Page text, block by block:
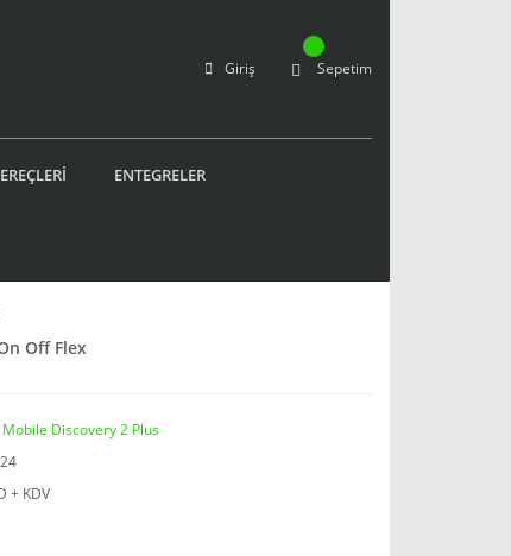
Giriş Sepetim
ENTEGRELER
Off Flex
Discovery 2 Plus
+ KDV